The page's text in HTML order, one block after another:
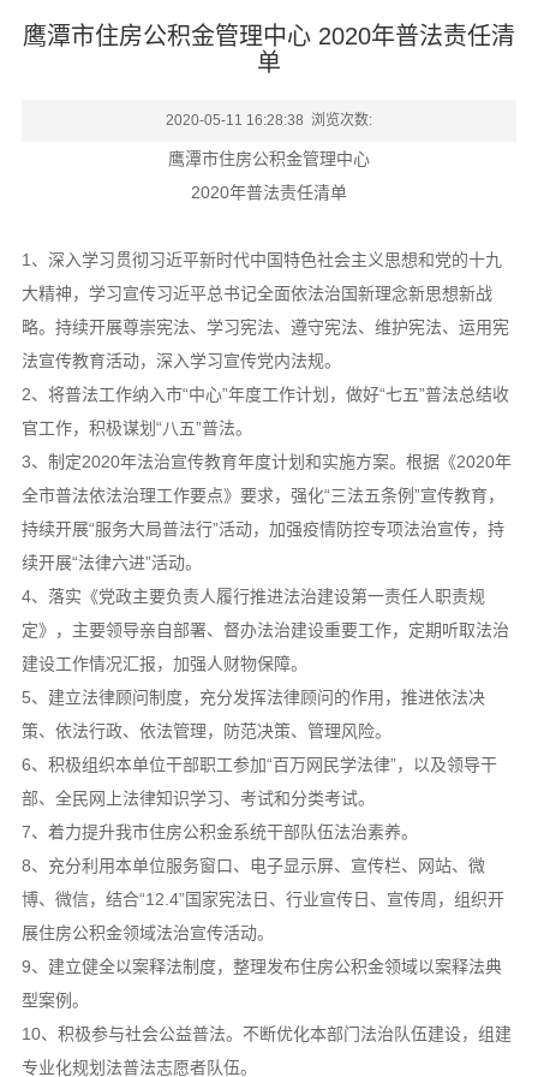
鹰潭市住房公积金管理中心 2020年普法责任清
单
2020-05-11 16:28:38 浏览次数:
鹰潭市住房公积金管理中心
2020年普法责任清单
1、深入学习贯彻习近平新时代中国特色社会主义思想和党的十九
大精神，学习宣传习近平总书记全面依法治国新理念新思想新战
略。持续开展尊崇宪法、学习宪法、遵守宪法、维护宪法、运用宪
法宣传教育活动，深入学习宣传党内法规。
2、将普法工作纳入市“中心”年度工作计划，做好“七五”普法总结收
官工作，积极谋划“八五”普法。
3、制定2020年法治宣传教育年度计划和实施方案。根据《2020年
全市普法依法治理工作要点》要求，强化“三法五条例”宣传教育，
持续开展“服务大局普法行”活动，加强疫情防控专项法治宣传，持
续开展“法律六进”活动。
4、落实《党政主要负责人履行推进法治建设第一责任人职责规
定》，主要领导亲自部署、督办法治建设重要工作，定期听取法治
建设工作情况汇报，加强人财物保障。
5、建立法律顾问制度，充分发挥法律顾问的作用，推进依法决
策、依法行政、依法管理，防范决策、管理风险。
6、积极组织本单位干部职工参加“百万网民学法律”，以及领导干
部、全民网上法律知识学习、考试和分类考试。
7、着力提升我市住房公积金系统干部队伍法治素养。
8、充分利用本单位服务窗口、电子显示屏、宣传栏、网站、微
博、微信，结合“12.4”国家宪法日、行业宣传日、宣传周，组织开
展住房公积金领域法治宣传活动。
9、建立健全以案释法制度，整理发布住房公积金领域以案释法典
型案例。
10、积极参与社会公益普法。不断优化本部门法治队伍建设，组建
专业化规划法普法志愿者队伍。